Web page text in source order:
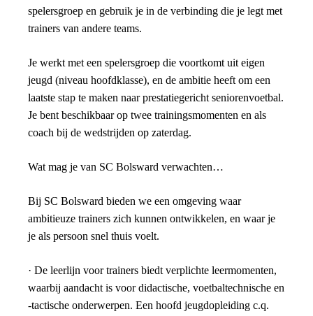
spelersgroep en gebruik je in de verbinding die je legt met
trainers van andere teams.
Je werkt met een spelersgroep die voortkomt uit eigen
jeugd (niveau hoofdklasse), en de ambitie heeft om een
laatste stap te maken naar prestatiegericht seniorenvoetbal.
Je bent beschikbaar op twee trainingsmomenten en als
coach bij de wedstrijden op zaterdag.
Wat mag je van SC Bolsward verwachten…
Bij SC Bolsward bieden we een omgeving waar
ambitieuze trainers zich kunnen ontwikkelen, en waar je
je als persoon snel thuis voelt.
· De leerlijn voor trainers biedt verplichte leermomenten,
waarbij aandacht is voor didactische, voetbaltechnische en
-tactische onderwerpen. Een hoofd jeugdopleiding c.q.